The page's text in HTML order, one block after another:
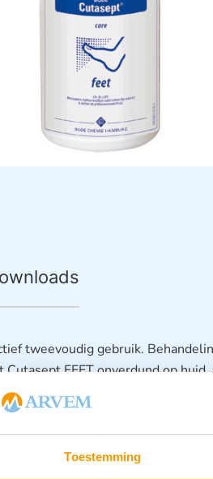
Toestemming
tweevoudig gebruik.
FEET onverdund op
en laat het even drogen.